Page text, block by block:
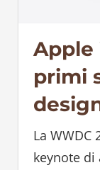
Apple
primi
La
keynote di